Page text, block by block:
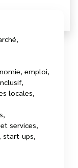
emploi
,
locales
services
start-ups